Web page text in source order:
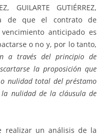
GUILARTE GUTIÉRREZ,
de que el contrato de
anticipado es
o no y, por lo tanto,
a través del principio de
la proposición que
nulidad total del préstamo
la nulidad de la cláusula de
realizar un análisis de la